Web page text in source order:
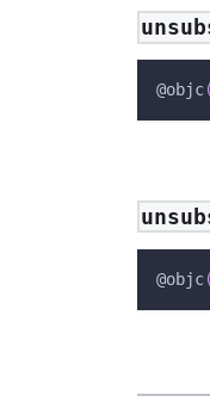
@objc(
@objc(